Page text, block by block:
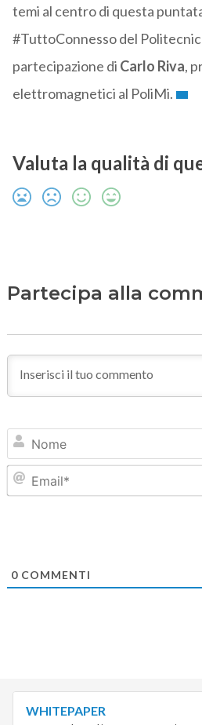
temi al centro di questa
#TuttoConnesso del
partecipazione di Carlo Riva,
elettromagnetici al PoliMi.
Valuta la qualità di
Partecipa alla
0COMMENTI
WHITEPAPER